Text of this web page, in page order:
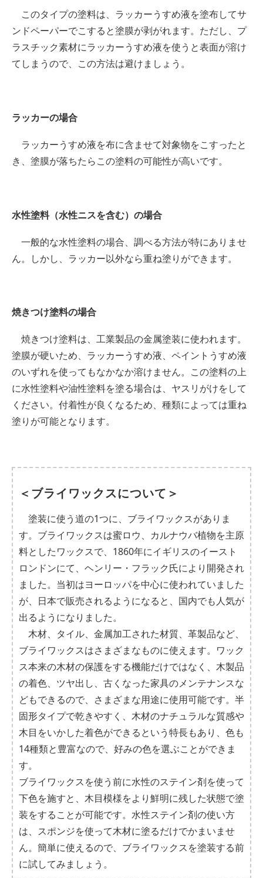
このタイプの塗料は、ラッカーうすめ液を塗布してサ
ンドペーパーでこすると塗膜が剥がれます。ただし、プ
ラスチック素材にラッカーうすめ液を使うと表面が溶け
てしまうので、この方法は避けましょう。
ラッカーの場合
ラッカーうすめ液を布に含ませて対象物をこすったと
き、塗膜が落ちたらこの塗料の可能性が高いです。
水性塗料（水性ニスを含む）の場合
一般的な水性塗料の場合、調べる方法が特にありませ
ん。しかし、ラッカー以外なら重ね塗りができます。
焼きつけ塗料の場合
焼きつけ塗料は、工業製品の金属塗装に使われます。
塗膜が硬いため、ラッカーうすめ液、ペイントうすめ液
のいずれを使ってもなかなか溶けません。この塗料の上
に水性塗料や油性塗料を塗る場合は、ヤスリがけをして
ください。付着性が良くなるため、種類によっては重ね
塗りが可能となります。
＜ブライワックスについて＞
塗装に使う道の1つに、ブライワックスがありま
す。ブライワックスは蜜ロウ、カルナウバ植物を主原
料としたワックスで、1860年にイギリスのイースト
ロンドンにて、ヘンリー・フラック氏により開発され
ました。当初はヨーロッパを中心に使われていました
が、日本で販売されるようになると、国内でも人気が
出るようになりました。
木材、タイル、金属加工された材質、革製品など、
ブライワックスはさまざまなものに使えます。ワック
ス本来の木材の保護をする機能だけではなく、木製品
の着色、ツヤ出し、古くなった家具のメンテナンスな
どもできるので、さまざまな用途に使用可能です。半
固形タイプで乾きやすく、木材のナチュラルな質感や
木目をいかした着色ができるという特長もあり、色も
14種類と豊富なので、好みの色を選ぶことができま
す。
ブライワックスを使う前に水性のステイン剤を使って
下色を施すと、木目模様をより鮮明に残した状態で塗
装をすることが可能です。水性ステイン剤の使い方
は、スポンジを使って木材に塗るだけでかまいませ
ん。簡単に使えるので、ブライワックスを塗装する前
に試してみましょう。